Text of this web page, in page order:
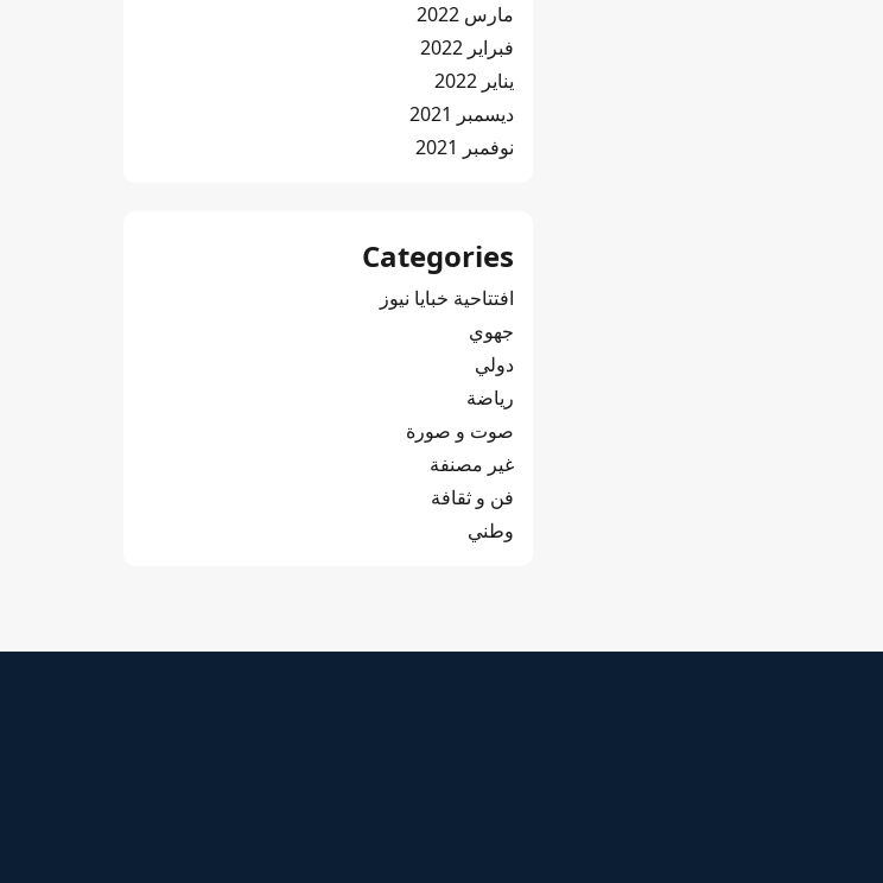
مارس 2022
فبراير 2022
يناير 2022
ديسمبر 2021
نوفمبر 2021
Categories
افتتاحية خبايا نيوز
جهوي
دولي
رياضة
صوت و صورة
غير مصنفة
فن و ثقافة
وطني